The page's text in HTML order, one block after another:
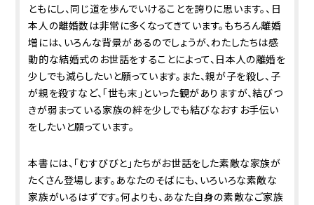
ともにし、同じ道を歩んでいけることを誇りに思います。、日
本人の離婚数は非常に多くなってきています。もちろん離婚
増には、いろんな背景があるのでしょうが、わたしたちは感
動的な結婚式のお世話をすることによって、日本人の離婚を
少しでも減らしたいと願っています。また、親が子を殺し、子
が親を殺すなど、「世も末」といった観がありますが、結びつ
きが弱まっている家族の絆を少しでも結びなおすお手伝い
をしたいと願っています。
本書には、「むすびびと」たちがお世話をした素敵な家族が
たくさん登場します。あなたのそばにも、いろいろな素敵な
家族がいるはずです。何よりも、あなた自身の素敵なご家族